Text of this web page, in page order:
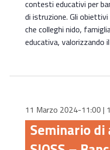
contesti educativi per
di istruzione. Gli
che colleghi nido,
educativa, valorizzando
11 Marzo 2024-11:00 |
Seminario